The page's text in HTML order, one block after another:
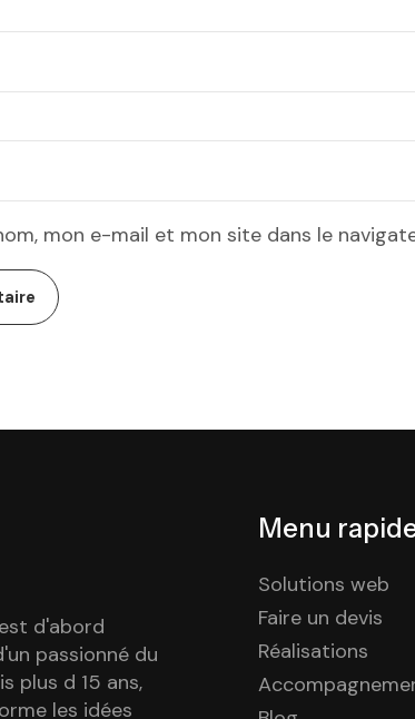
mon e-mail et mon site dans le
d'abord
passionné du
plus d 15 ans,
les idées
Menu
Solutions web
Faire un devis
Réalisations